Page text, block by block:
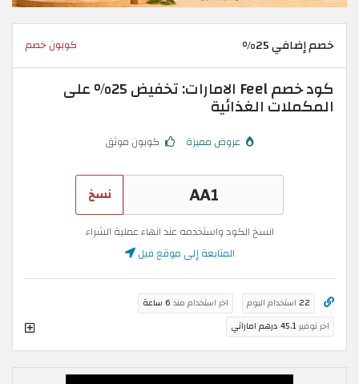
خصم إضافي 25% كوبون خصم
كود خصم Feel الامارات: تخفيض 25% على
المكملات الغذائية
عروض مميزة كوبون موثق
نسخ
انسخ الكود واستخدمه عند انهاء عملية الشراء
المتابعة إلى موقع فيل
22 استخدام اليوم اخر استخدام منذ 6 ساعة
اخر توفير45.1 درهم اماراتي